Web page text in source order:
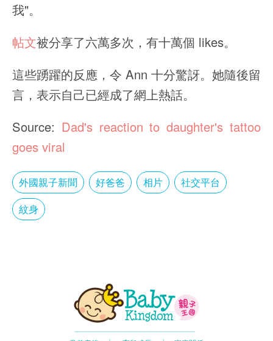
我"。
帖文被分享了六萬多次，有十萬個 likes。
這些踴躍的反應，令 Ann 十分驚訝。她隨後留
言，表示自己已經成了網上熱話。
Source: Dad's reaction to daughter's tattoo
goes viral
外國親子新聞 好爸爸 相片
社交平台
紋身